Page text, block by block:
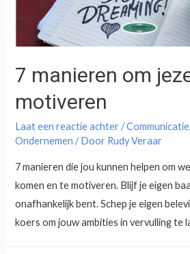
7 manieren om
motiveren
Laat een reactie achter /Communicatie
Ondernemen / Door Rudy Veraar
7 manieren die jou kunnen helpen om
komen en te motiveren. Blijf je eigen
onafhankelijk bent. Schep je eigen
koers om jouw ambities in vervulling te